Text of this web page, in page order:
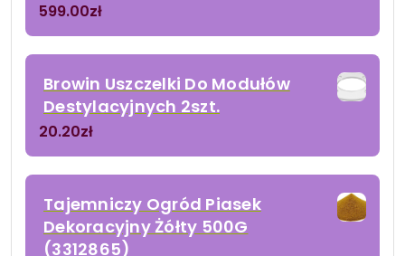
599.00zł
Browin Uszczelki Do Modułów
Destylacyjnych 2szt.
20.20zł
Tajemniczy Ogród Piasek
Dekoracyjny Żółty 500G
(3312865)